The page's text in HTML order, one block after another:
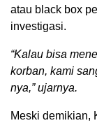
atau black box
investigasi.
“Kalau bisa
korban, kami
nya,” ujarnya.
Meski demikian,